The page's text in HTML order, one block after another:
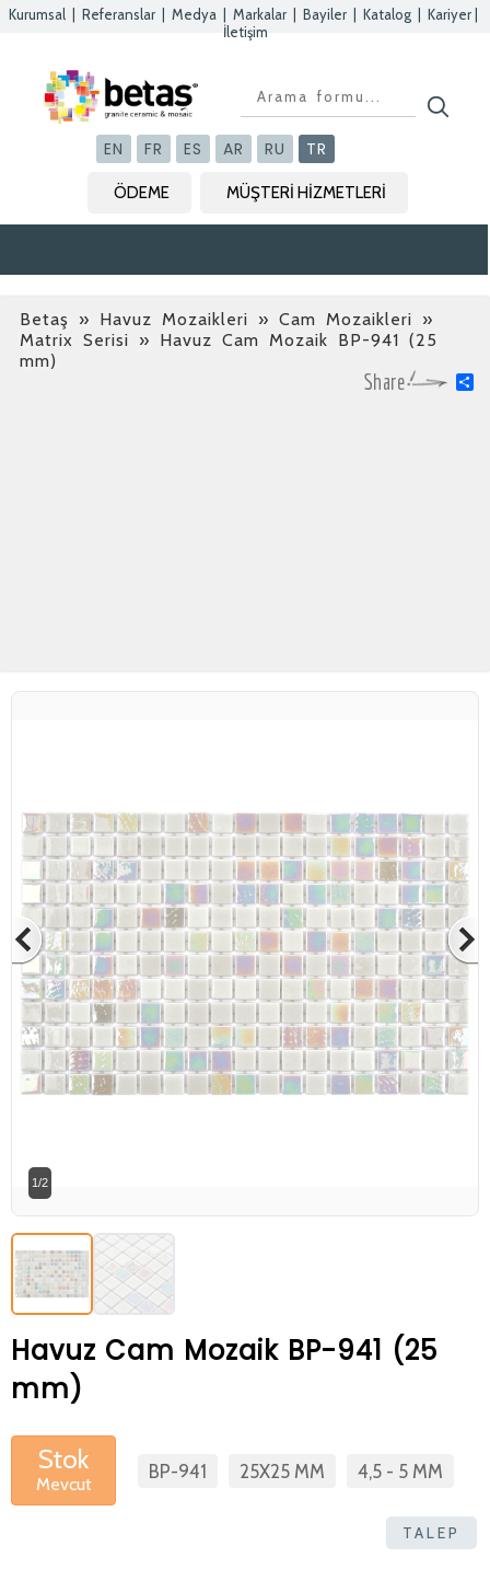
Kurumsal Referanslar Medya Markalar Bayiler Katalog Kariyer
İletişim
EN FR ES AR RU TR
ÖDEME MÜŞTERİ HİZMETLERİ
Betaş » Havuz Mozaikleri » Cam Mozaikleri »
Matrix Serisi » Havuz Cam Mozaik BP-941 (25
mm)
1/2
Havuz Cam Mozaik BP-941 (25
mm)
Stok
Mevcut
BP-941 25X25 MM 4,5 - 5 MM
TALEP
Betaş Cam Mozaik
Betaş Cam Mozik olarak tam zamanlı
meslektaşlar arıyoruz. Özgeçmişlerinizi
gönderdikten sonra tarafımıza bilgi
vermeniz faydalı olacaktır.